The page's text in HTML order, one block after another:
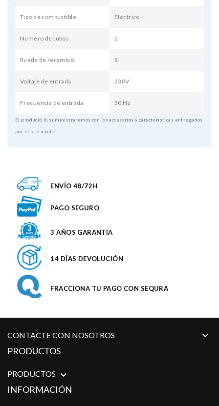
Tipo de combustible Eléctrico
Numero de tubos 2
Rueda de recambio Si
Voltaje de entrada 230V
Frecuencia de entrada 50 Hz
El producto lo suministraremos con los accesorios y características entregados
por el fabricante.
ENVÍO 48/72H
PAGO SEGURO
3 AÑOS GARANTÍA
14 DÍAS DEVOLUCIÓN
FRACCIONA TU PAGO CON SEQURA
CONTACTE CON NOSOTROS 
PRODUCTOS
PRODUCTOS 
INFORMACIÓN